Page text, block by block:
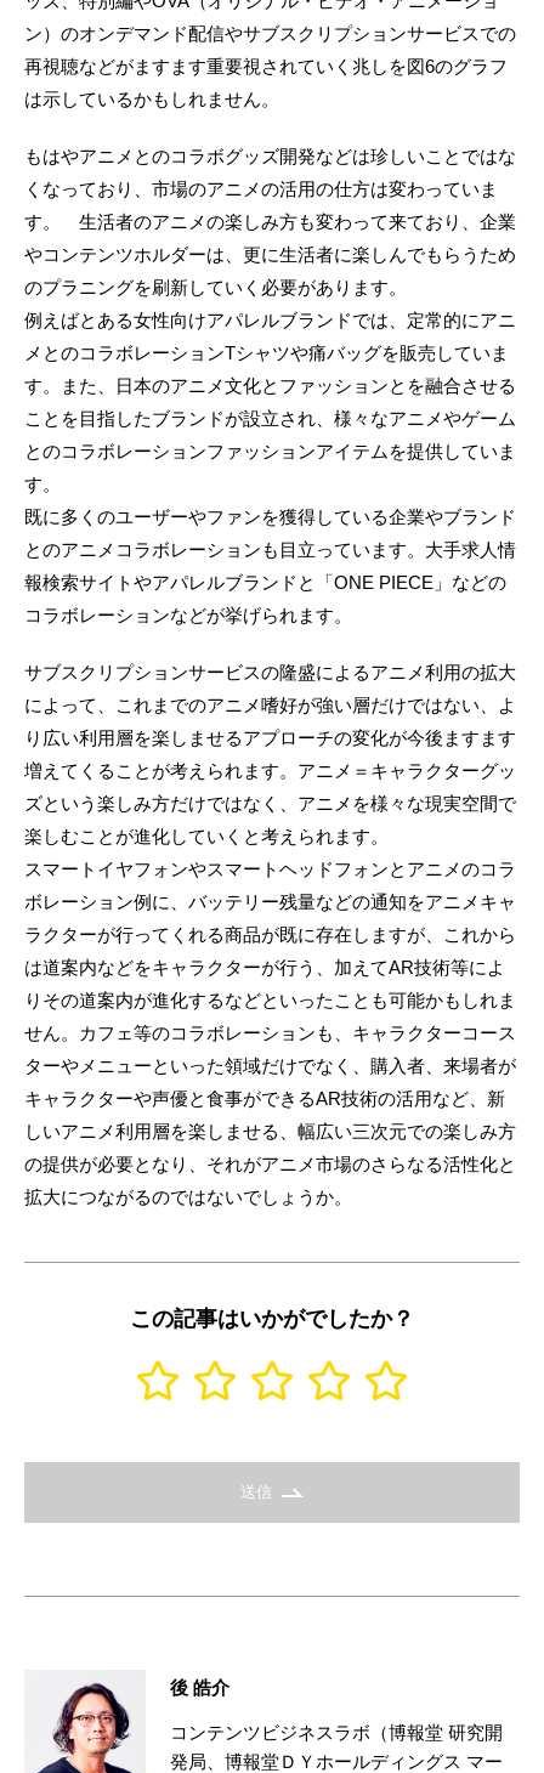
ン）のオンデマンド配信やサブスクリプションサービスでの
再視聴などがますます重要視されていく兆しを図6のグラフ
は示しているかもしれません。
もはやアニメとのコラボグッズ開発などは珍しいことではな
くなっており、市場のアニメの活用の仕方は変わっていま
す。 生活者のアニメの楽しみ方も変わって来ており、企業
やコンテンツホルダーは、更に生活者に楽しんでもらうため
のプラニングを刷新していく必要があります。
例えばとある女性向けアパレルブランドでは、定常的にアニ
メとのコラボレーションTシャツや痛バッグを販売していま
す。また、日本のアニメ文化とファッションとを融合させる
ことを目指したブランドが設立され、様々なアニメやゲーム
とのコラボレーションファッションアイテムを提供していま
す。
既に多くのユーザーやファンを獲得している企業やブランド
とのアニメコラボレーションも目立っています。大手求人情
報検索サイトやアパレルブランドと「ONE PIECE」などの
コラボレーションなどが挙げられます。
サブスクリプションサービスの隆盛によるアニメ利用の拡大
によって、これまでのアニメ嗜好が強い層だけではない、よ
り広い利用層を楽しませるアプローチの変化が今後ますます
増えてくることが考えられます。アニメ＝キャラクターグッ
ズという楽しみ方だけではなく、アニメを様々な現実空間で
楽しむことが進化していくと考えられます。
スマートイヤフォンやスマートヘッドフォンとアニメのコラ
ボレーション例に、バッテリー残量などの通知をアニメキャ
ラクターが行ってくれる商品が既に存在しますが、これから
は道案内などをキャラクターが行う、加えてAR技術等によ
りその道案内が進化するなどといったことも可能かもしれま
せん。カフェ等のコラボレーションも、キャラクターコース
ターやメニューといった領域だけでなく、購入者、来場者が
キャラクターや声優と食事ができるAR技術の活用など、新
しいアニメ利用層を楽しませる、幅広い三次元での楽しみ方
の提供が必要となり、それがアニメ市場のさらなる活性化と
拡大につながるのではないでしょうか。
この記事はいかがでしたか？
送信
後 皓介
コンテンツビジネスラボ（博報堂 研究開
発局、博報堂ＤＹホールディングス マー